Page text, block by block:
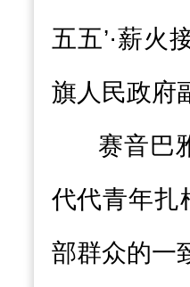
五五’·薪火
旗人民政府
赛音巴
代代青年扎
部群众的一